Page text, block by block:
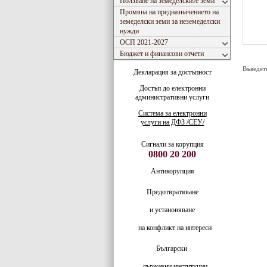
Промяна на предназначението на
земеделски земи за неземеделски
нужди
ОСП 2021-2027
Бюджет и финансови отчети
Декларация за достъпност
Достъп до електронни
административни услуги
Система за електронни
услуги на ДФЗ /СЕУ/
Сигнали за корупция
0800 20 200
Антикорупция
Предотвратяване
и установяване
на конфликт на интереси
Български